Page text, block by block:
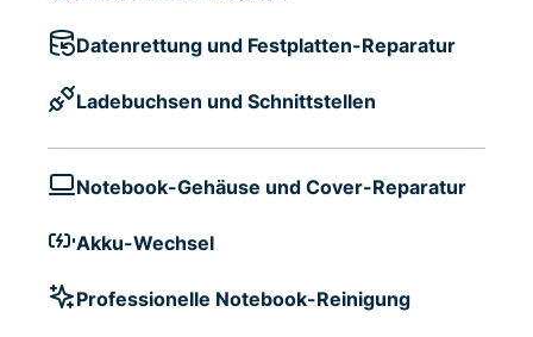
Datenrettung und Festplatten-Reparatur
Ladebuchsen und Schnittstellen
Notebook-Gehäuse und Cover-Reparatur
Akku-Wechsel
Professionelle Notebook-Reinigung